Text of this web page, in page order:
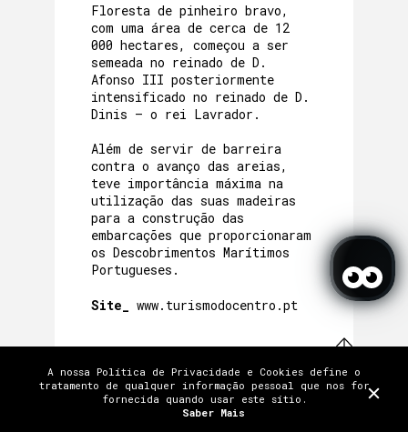
TERMOS E CONDIÇÕES
POLÍTICA DE PRIVACIDADE
TRABALHE CONNOSCO
FAQ PRÉMIOS E MENÇÕES
CONTACTOS E LOCALIZAÇÃO
Floresta de pinheiro bravo,
com uma área de cerca de 12
000 hectares, começou a ser
semeada no reinado de D.
Afonso III posteriormente
intensificado no reinado de D.
Dinis – o rei Lavrador.
Além de servir de barreira
contra o avanço das areias,
teve importância máxima na
utilização das suas madeiras
para a construção das
embarcações que proporcionaram
os Descobrimentos Marítimos
Portugueses.
Site_ www.turismodocentro.pt
SCROLL
A nossa Política de Privacidade e Cookies define o
tratamento de qualquer informação pessoal que nos for
fornecida quando usar este sítio.
Saber Mais